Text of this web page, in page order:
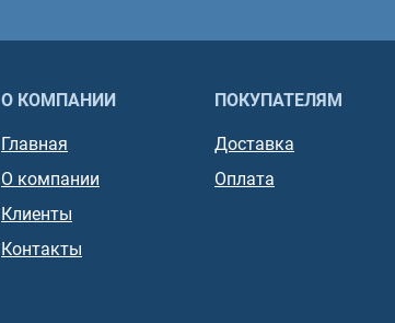
О КОМПАНИИ
Главная
О компании
Клиенты
Контакты
ПОКУПАТЕЛЯМ
Доставка
Оплата